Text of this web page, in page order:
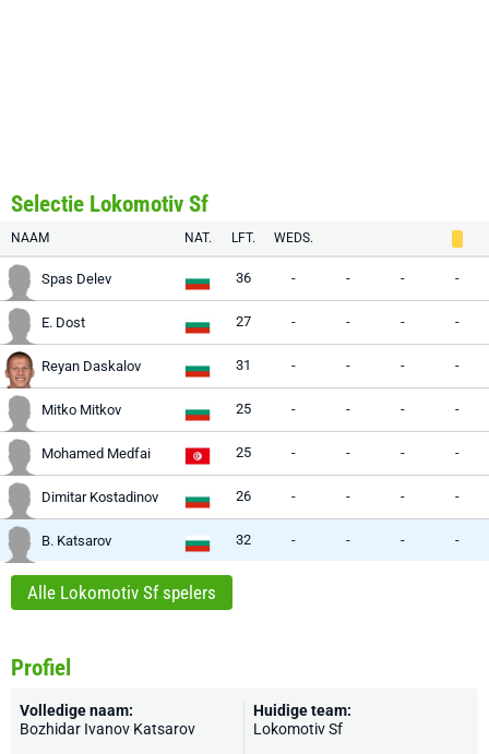
Selectie Lokomotiv Sf
NAAM NAT. LFT. WEDS.
Spas Delev 36 - - - -
E. Dost 27 - - - -
Reyan Daskalov 31 - - - -
Mitko Mitkov 25 - - - -
Mohamed Medfai 25 - - - -
Dimitar Kostadinov 26 - - - -
B. Katsarov 32 - - - -
Alle Lokomotiv Sf spelers
Profiel
Volledige naam:
Bozhidar Ivanov Katsarov
Huidige team:
Lokomotiv Sf